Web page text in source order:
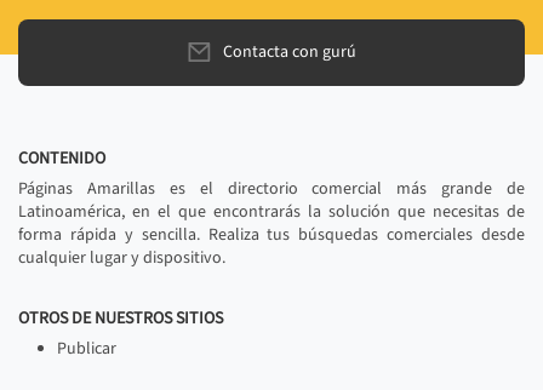
Contacta con gurú
CONTENIDO
Páginas Amarillas es el directorio comercial más grande de
Latinoamérica, en el que encontrarás la solución que necesitas de
forma rápida y sencilla. Realiza tus búsquedas comerciales desde
cualquier lugar y dispositivo.
OTROS DE NUESTROS SITIOS
Publicar